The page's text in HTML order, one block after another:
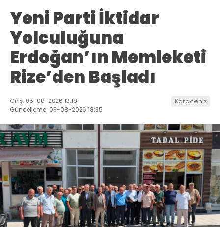
Yeni Parti İktidar
Yolculuğuna
Erdoğan’ın Memleketi
Rize’den Başladı
Giriş: 05-08-2026 13:18
Güncelleme: 05-08-2026 18:35
Karadeniz